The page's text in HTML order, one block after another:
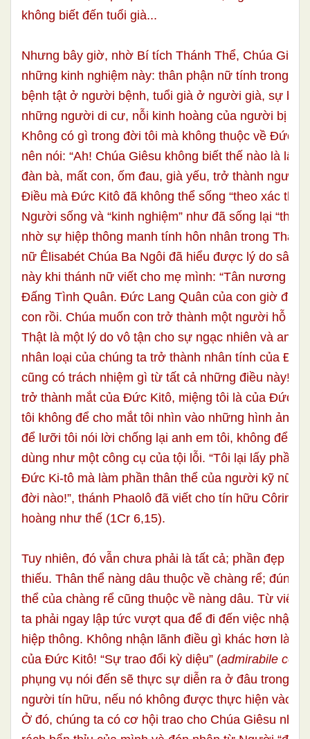
không biết đến tuổi già...
Nhưng bây giờ, nhờ Bí tích Thánh Thể, Chúa
những kinh nghiệm này: thân phận nữ tính trong
bệnh tật ở người bệnh, tuổi già ở người già, sự bấp
những người di cư, nỗi kinh hoàng của người bị
Không có gì trong đời tôi mà không thuộc về Đức
nên nói: “Ah! Chúa Giêsu không biết thế nào là lấy
đàn bà, mất con, ốm đau, già yếu, trở thành người
Điều mà Đức Kitô đã không thể sống “theo xác
Người sống và “kinh nghiệm” như đã sống lại “theo
nhờ sự hiệp thông manh tính hôn nhân trong
nữ Êlisabét Chúa Ba Ngôi đã hiểu được lý do sâu
này khi thánh nữ viết cho mẹ mình: “Tân nương
Đấng Tình Quân. Đức Lang Quân của con giờ đây
con rồi. Chúa muốn con trở thành một người hỗ trợ
Thật là một lý do vô tận cho sự ngạc nhiên và an ủi
nhân loại của chúng ta trở thành nhân tính của
cũng có trách nhiệm gì từ tất cả những điều này!
trở thành mắt của Đức Kitô, miệng tôi là của Đức
tôi không để cho mắt tôi nhìn vào những hình ảnh
để lưỡi tôi nói lời chống lại anh em tôi, không để
dùng như một công cụ của tội lỗi. “Tôi lại lấy phần
Đức Ki-tô mà làm phần thân thể của người kỹ nữ
đời nào!”, thánh Phaolô đã viết cho tín hữu Côrintô
hoàng như thế (1Cr 6,15).
Tuy nhiên, đó vẫn chưa phải là tất cả; phần đẹp
thiếu. Thân thể nàng dâu thuộc về chàng rể; đúng,
thể của chàng rể cũng thuộc về nàng dâu. Từ việc
ta phải ngay lập tức vượt qua để đi đến việc nhận
hiệp thông. Không nhận lãnh điều gì khác hơn là
của Đức Kitô! “Sự trao đổi kỳ diệu” (admirabile
phụng vụ nói đến sẽ thực sự diễn ra ở đâu trong
người tín hữu, nếu nó không được thực hiện vào
Ở đó, chúng ta có cơ hội trao cho Chúa Giêsu